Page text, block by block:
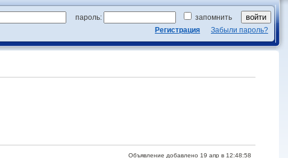
пароль:
запомнить
Регистрация
Забыли пароль?
Объявление добавлено 19 апр в 12:48:58